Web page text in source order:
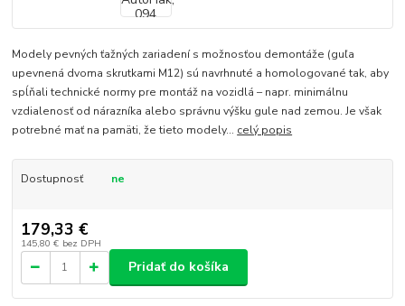
Modely pevných ťažných zariadení s možnosťou demontáže (guľa
upevnená dvoma skrutkami M12) sú navrhnuté a homologované tak, aby
spĺňali technické normy pre montáž na vozidlá – napr. minimálnu
vzdialenosť od nárazníka alebo správnu výšku gule nad zemou. Je však
potrebné mať na pamäti, že tieto modely... celý popis
Dostupnosť ne
179,33 €
145,80 € bez DPH
Pridať do košíka